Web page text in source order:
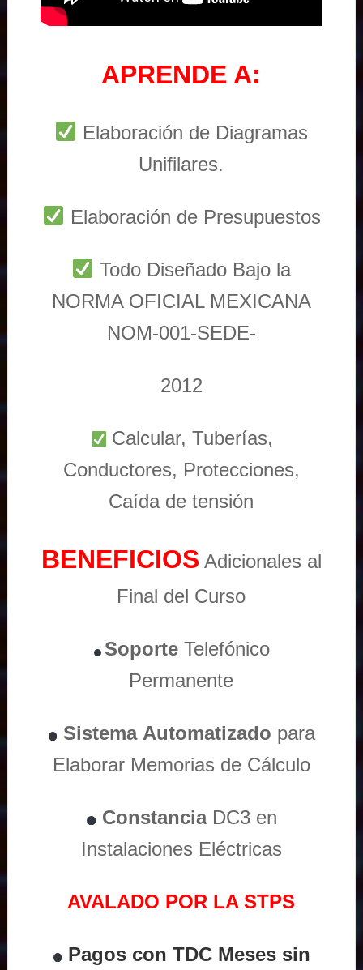
APRENDE A:
Elaboración de Diagramas
Unifilares.
Elaboración de Presupuestos
Todo Diseñado Bajo la
NORMA OFICIAL MEXICANA
NOM-001-SEDE-
2012
Calcular, Tuberías,
Conductores, Protecciones,
Caída de tensión
BENEFICIOS Adicionales al
Final del Curso
Soporte Telefónico
Permanente
Sistema Automatizado para
Elaborar Memorias de Cálculo
ConstanciaDC3 en
Instalaciones Eléctricas
AVALADO POR LA STPS
Pagos con TDC Meses sin